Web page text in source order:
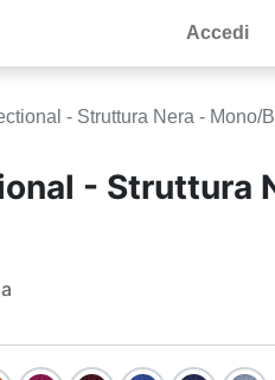
Accedi
- Struttura Nera - Mono/
- Struttura